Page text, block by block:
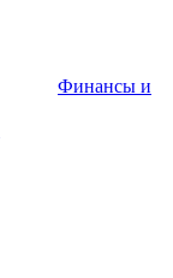
Финансы и